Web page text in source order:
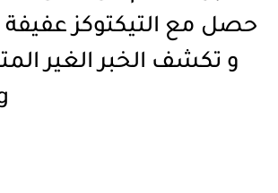
حصل مع التيكتوكز عفيفة